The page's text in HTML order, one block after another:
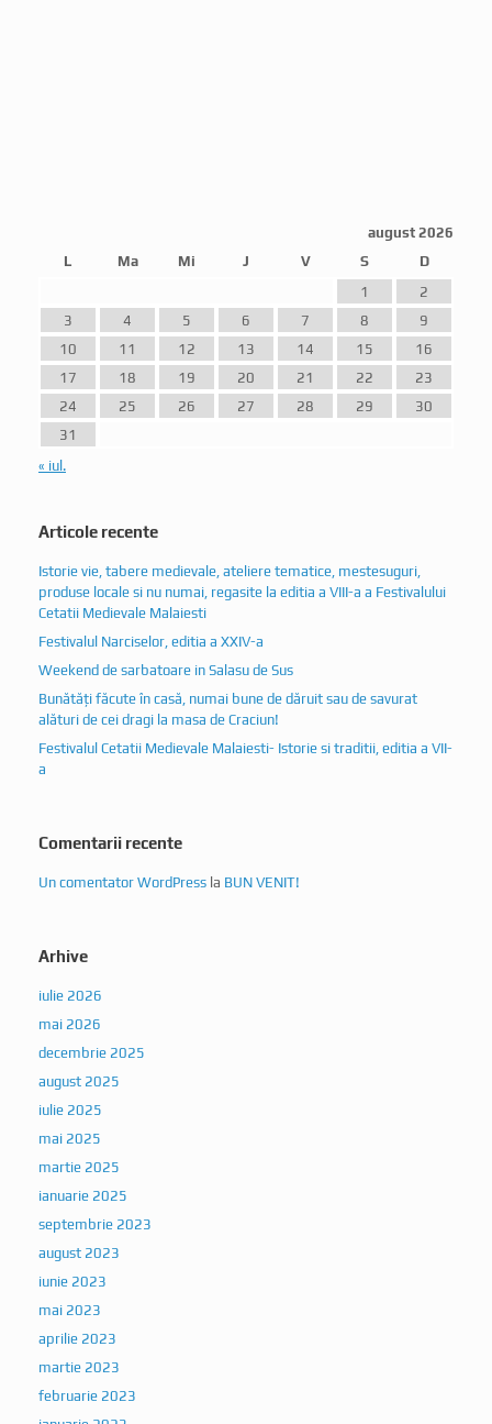
august 2026
L
Ma Mi J V S
D
1
2
3
4 5 6 7 8
9
10
11 12 13 14 15
16
17
18 19 20 21 22
23
24
25 26 27 28 29
30
31
« iul.
Articole recente
Istorie vie, tabere medievale, ateliere tematice, mestesuguri,
produse locale si nu numai, regasite la editia a VIII-a a Festivalului
Cetatii Medievale Malaiesti
Festivalul Narciselor, editia a XXIV-a
Weekend de sarbatoare in Salasu de Sus
Bunătăți făcute în casă, numai bune de dăruit sau de savurat
alături de cei dragi la masa de Craciun!
Festivalul Cetatii Medievale Malaiesti- Istorie si traditii, editia a VII-
a
Comentarii recente
Un comentator WordPress la BUN VENIT!
Arhive
iulie 2026
mai 2026
decembrie 2025
august 2025
iulie 2025
mai 2025
martie 2025
ianuarie 2025
septembrie 2023
august 2023
iunie 2023
mai 2023
aprilie 2023
martie 2023
februarie 2023